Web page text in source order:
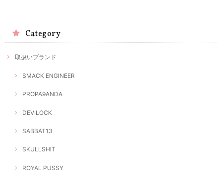
Category
取扱いブランド
SMACK ENGINEER
PROPA9ANDA
DEVILOCK
SABBAT13
SKULLSHIT
ROYAL PUSSY